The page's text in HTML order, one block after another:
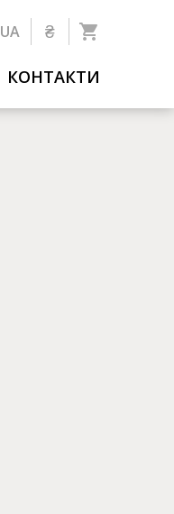
UA ₴
КОНТАКТИ